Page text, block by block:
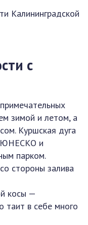
с
зимой и летом, а
Куршская дуга
ЮНЕСКО и
парком.
стороны залива
косы —
таит в себе много